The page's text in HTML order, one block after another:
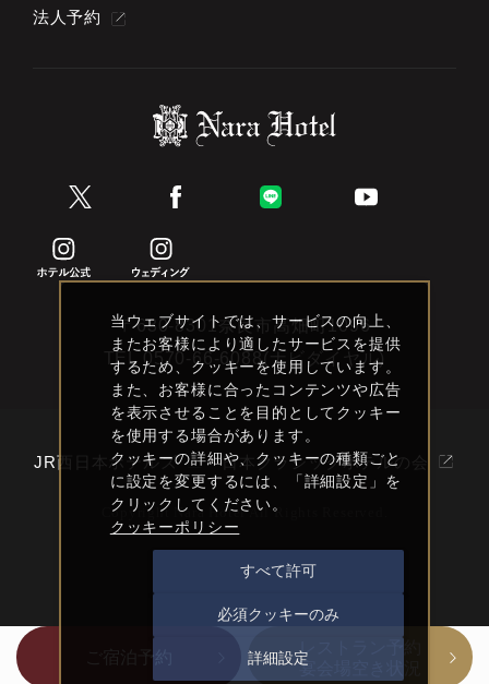
〒630-8301奈良市高畑町1096
TEL0570-66-6088(ナビダイヤル)
法人予約
JR西日本ホテルズ 日本クラシックホテルの会
Copyright Nara Hotel All Rights Reserved.
レストラン予約
宴会場空き状況
当ウェブサイトでは、サービスの向上、
またお客様により適したサービスを提供
するため、クッキーを使用しています。
また、お客様に合ったコンテンツや広告
を表示させることを目的としてクッキー
を使用する場合があります。
クッキーの詳細や、クッキーの種類ごと
に設定を変更するには、「詳細設定」を
クリックしてください。
クッキーポリシー
すべて許可
必須クッキーのみ
詳細設定